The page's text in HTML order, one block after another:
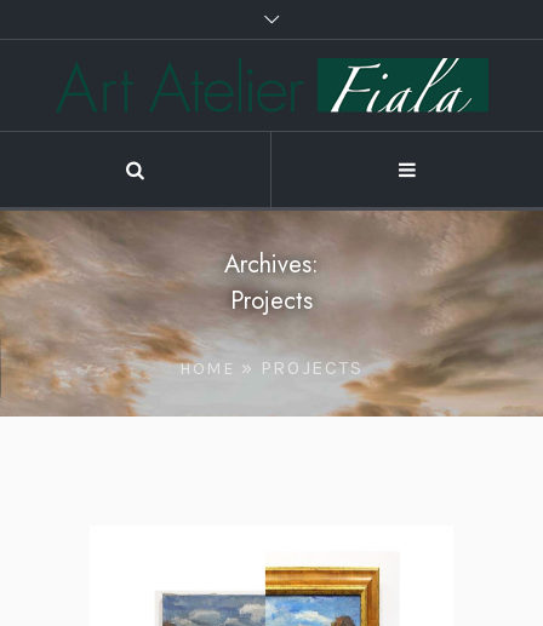
Archives:
Projects
HOME » PROJECTS